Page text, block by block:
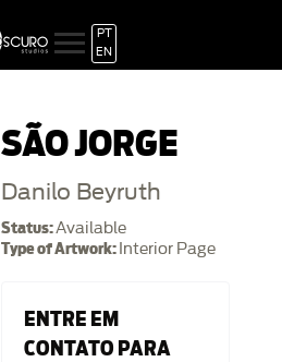
PT
EN
SÃO JORGE
Danilo Beyruth
Status:Available
Type of Artwork: Interior Page
ENTRE EM
CONTATO PARA